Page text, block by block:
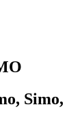
Simo,